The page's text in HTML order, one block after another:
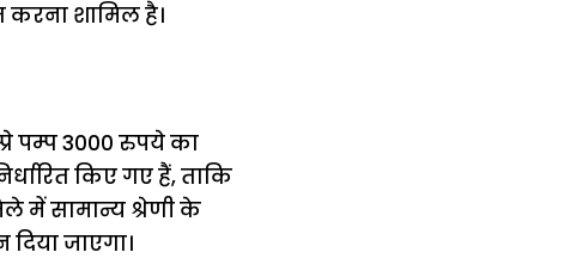
करना शामिल है।
पम्प 3000 रुपये का
किए गए हैं, ताकि
में सामान्य श्रेणी के
जाएगा।